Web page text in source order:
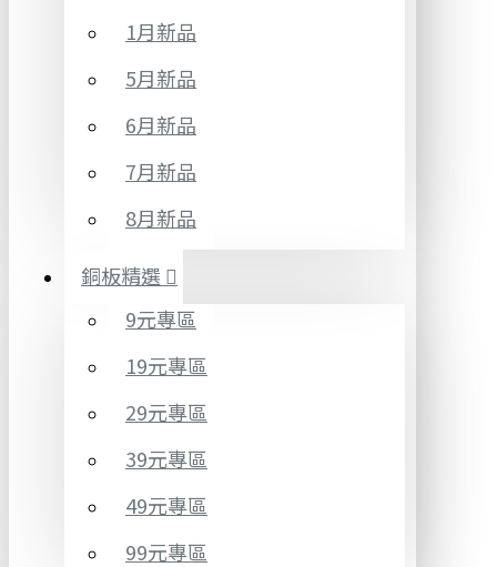
1月新品
5月新品
6月新品
7月新品
8月新品
銅板精選
9元專區
19元專區
29元專區
39元專區
49元專區
99元專區